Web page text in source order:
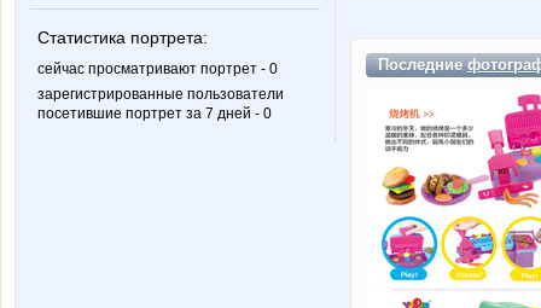
Статистика портрета:
сейчас просматривают портрет - 0
зарегистрированные пользователи
посетившие портрет за 7 дней - 0
Последние